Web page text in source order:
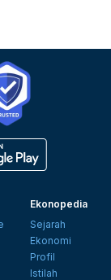
Ekonopedia
Sejarah
Ekonomi
Profil
Istilah